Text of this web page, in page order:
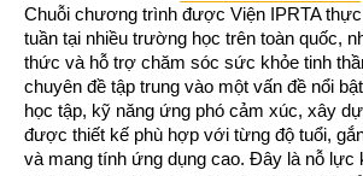
Chuỗi chương trình được Viện IPRTA
tuần tại nhiều trường học trên toàn quốc,
thức và hỗ trợ chăm sóc sức khỏe tinh
chuyên đề tập trung vào một vấn đề nổi
học tập, kỹ năng ứng phó cảm xúc, xây
được thiết kế phù hợp với từng độ tuổi,
và mang tính ứng dụng cao. Đây là nỗ lực